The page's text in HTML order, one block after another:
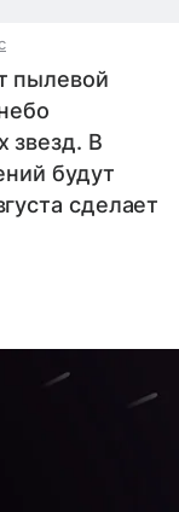
пылевой
звезд. В
будут
сделает